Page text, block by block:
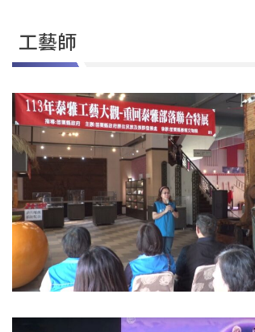
工藝師